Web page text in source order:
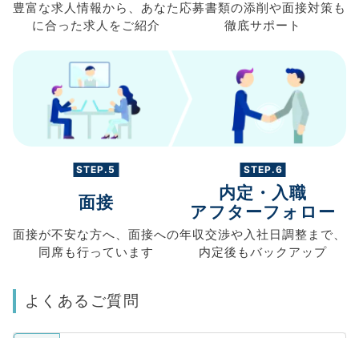
豊富な求人情報から、 あなた
に合った求人を ご紹介
応募書類の添削や面接対策も
徹底サポート
STEP.5
面接
面接が不安な方へ、 面接への
同席も行っています
STEP.6
内定・入職
アフターフォロー
年収交渉や入社日調整まで、
内定後もバックアップ
よくあるご質問